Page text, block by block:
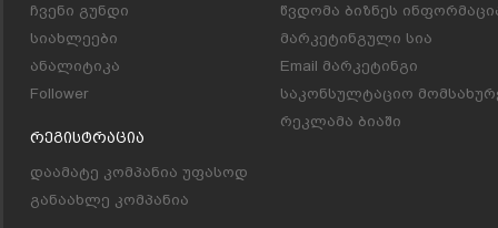
ჩვენი გუნდი
სიახლეები
ანალიტიკა
Follower
Რეგისტრაცია
დაამატე კომპანია უფასოდ
განაახლე კომპანია
წვდომა ბიზნეს
მარკეტინგული სია
Email მარკეტინგი
საკონსულტაციო
რეკლამა ბიაში